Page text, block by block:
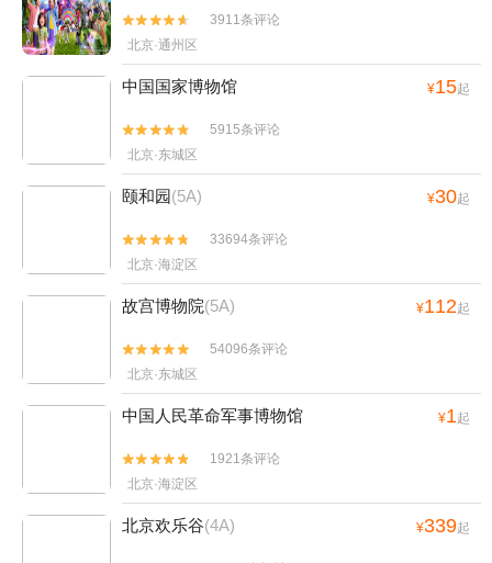


3911条评论
北京·通州区
中国国家博物馆 ¥15起


5915条评论
北京·东城区
颐和园(5A) ¥30起


33694条评论
北京·海淀区
故宫博物院(5A) ¥112起


54096条评论
北京·东城区
中国人民革命军事博物馆 ¥1起


1921条评论
北京·海淀区
北京欢乐谷(4A) ¥339起